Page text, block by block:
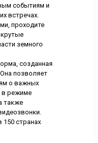
событиям и
встречах.
проходите
земного
созданная
позволяет
о важных
в режиме
также
150 странах